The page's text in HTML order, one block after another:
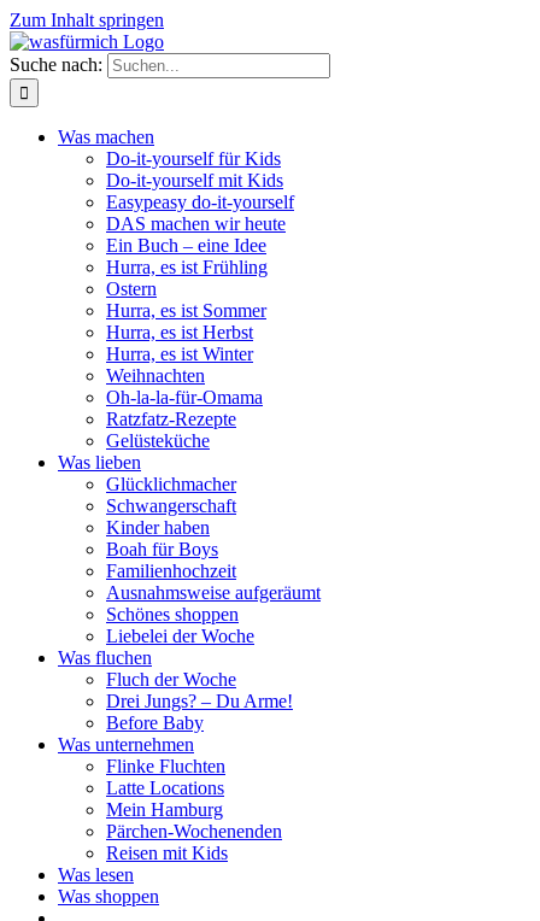
Zum Inhalt springen
Suche nach:
Was machen
Do-it-yourself für Kids
Do-it-yourself mit Kids
Easypeasy do-it-yourself
DAS machen wir heute
Ein Buch – eine Idee
Hurra, es ist Frühling
Ostern
Hurra, es ist Sommer
Hurra, es ist Herbst
Hurra, es ist Winter
Weihnachten
Oh-la-la-für-Omama
Ratzfatz-Rezepte
Gelüsteküche
Was lieben
Glücklichmacher
Schwangerschaft
Kinder haben
Boah für Boys
Familienhochzeit
Ausnahmsweise aufgeräumt
Schönes shoppen
Liebelei der Woche
Was fluchen
Fluch der Woche
Drei Jungs? – Du Arme!
Before Baby
Was unternehmen
Flinke Fluchten
Latte Locations
Mein Hamburg
Pärchen-Wochenenden
Reisen mit Kids
Was lesen
Was shoppen